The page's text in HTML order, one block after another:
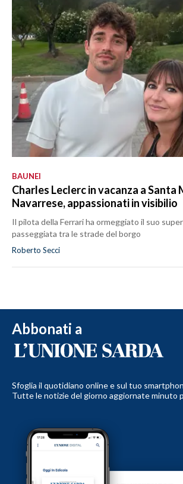
BAUNEI
Charles Leclerc in vacanza a Santa
Navarrese, appassionati in visibilio
Il pilota della Ferrari ha ormeggiato il suo
passeggiata tra le strade del borgo
Roberto Secci
Abbonati a
Sfoglia il quotidiano online e sul tuo
Tutte le notizie del giorno aggiornate minuto